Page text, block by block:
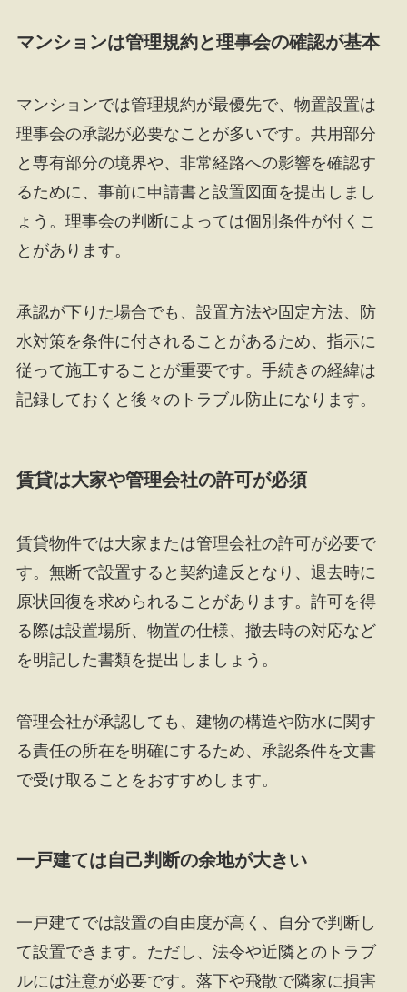
マンションは管理規約と理事会の確認が基本
マンションでは管理規約が最優先で、物置設置は
理事会の承認が必要なことが多いです。共用部分
と専有部分の境界や、非常経路への影響を確認す
るために、事前に申請書と設置図面を提出しまし
ょう。理事会の判断によっては個別条件が付くこ
とがあります。
承認が下りた場合でも、設置方法や固定方法、防
水対策を条件に付されることがあるため、指示に
従って施工することが重要です。手続きの経緯は
記録しておくと後々のトラブル防止になります。
賃貸は大家や管理会社の許可が必須
賃貸物件では大家または管理会社の許可が必要で
す。無断で設置すると契約違反となり、退去時に
原状回復を求められることがあります。許可を得
る際は設置場所、物置の仕様、撤去時の対応など
を明記した書類を提出しましょう。
管理会社が承認しても、建物の構造や防水に関す
る責任の所在を明確にするため、承認条件を文書
で受け取ることをおすすめします。
一戸建ては自己判断の余地が大きい
一戸建てでは設置の自由度が高く、自分で判断し
て設置できます。ただし、法令や近隣とのトラブ
ルには注意が必要です。落下や飛散で隣家に損害